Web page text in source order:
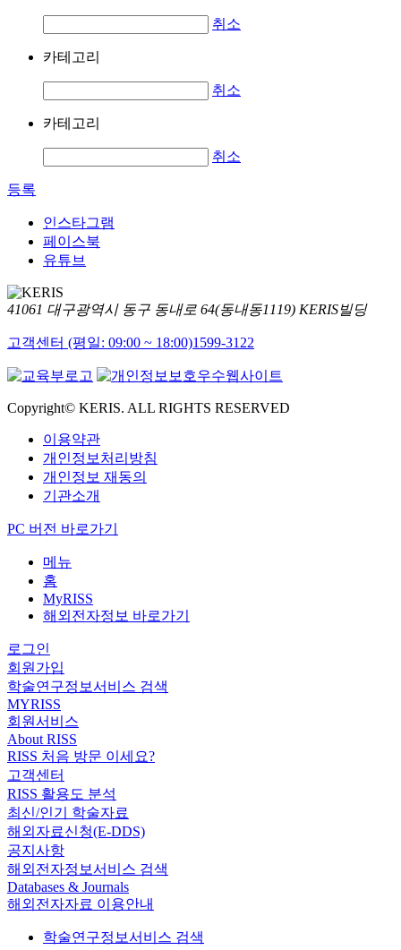
취소
카테고리
취소
카테고리
취소
등록
인스타그램
페이스북
유튜브
41061 대구광역시 동구 동내로 64(동내동1119) KERIS빌딩
고객센터 (평일: 09:00 ~ 18:00)1599-3122
Copyright© KERIS. ALL RIGHTS RESERVED
이용약관
개인정보처리방침
개인정보 재동의
기관소개
PC 버전 바로가기
메뉴
홈
MyRISS
해외전자정보 바로가기
로그인
회원가입
학술연구정보서비스 검색
MYRISS
회원서비스
About RISS
RISS 처음 방문 이세요?
고객센터
RISS 활용도 분석
최신/인기 학술자료
해외자료신청(E-DDS)
공지사항
해외전자정보서비스 검색
Databases & Journals
해외전자자료 이용안내
학술연구정보서비스 검색